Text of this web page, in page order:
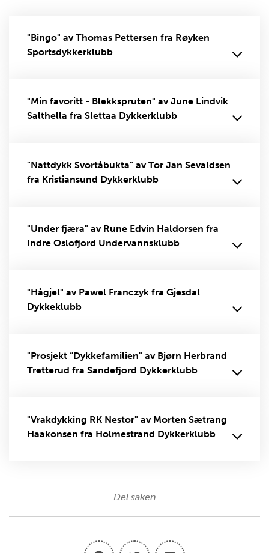
"Bingo" av Thomas Pettersen fra Røyken
Sportsdykkerklubb
"Min favoritt - Blekkspruten" av June Lindvik
Salthella fra Slettaa Dykkerklubb
"Nattdykk Svortåbukta" av Tor Jan Sevaldsen
fra Kristiansund Dykkerklubb
"Under fjæra" av Rune Edvin Haldorsen fra
Indre Oslofjord Undervannsklubb
"Hågjel" av Pawel Franczyk fra Gjesdal
Dykkeklubb
"Prosjekt ”Dykkefamilien" av Bjørn Herbrand
Tretterud fra Sandefjord Dykkerklubb
"Vrakdykking RK Nestor" av Morten Sætrang
Haakonsen fra Holmestrand Dykkerklubb
Del saken